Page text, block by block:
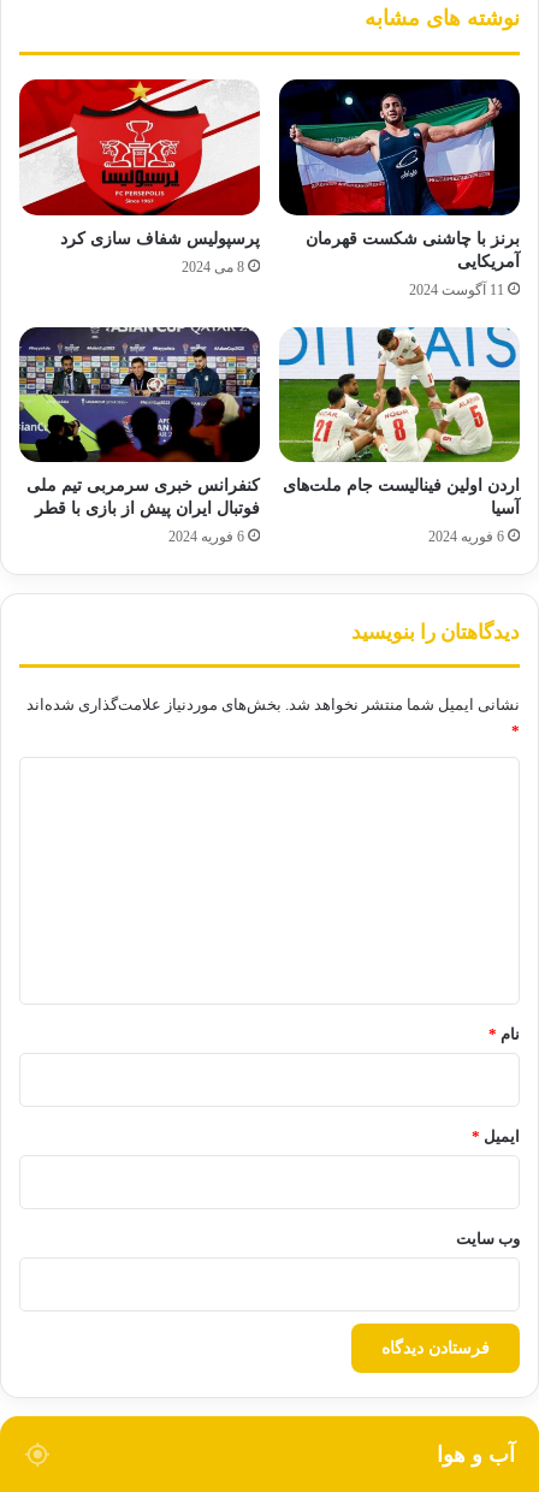
نوشته های مشابه
برنز با چاشنی شکست قهرمان
آمریکایی
11 آگوست 2024
پرسپولیس شفاف سازی کرد
8 می 2024
اردن اولین فینالیست جام ملت‌های
آسیا
6 فوریه 2024
کنفرانس خبری سرمربی تیم ملی
فوتبال ایران پیش از بازی با قطر
6 فوریه 2024
دیدگاهتان را بنویسید
نشانی ایمیل شما منتشر نخواهد شد. بخش‌های موردنیاز علامت‌گذاری شده‌اند
*
نام *
ایمیل *
وب‌ سایت
آب و هوا